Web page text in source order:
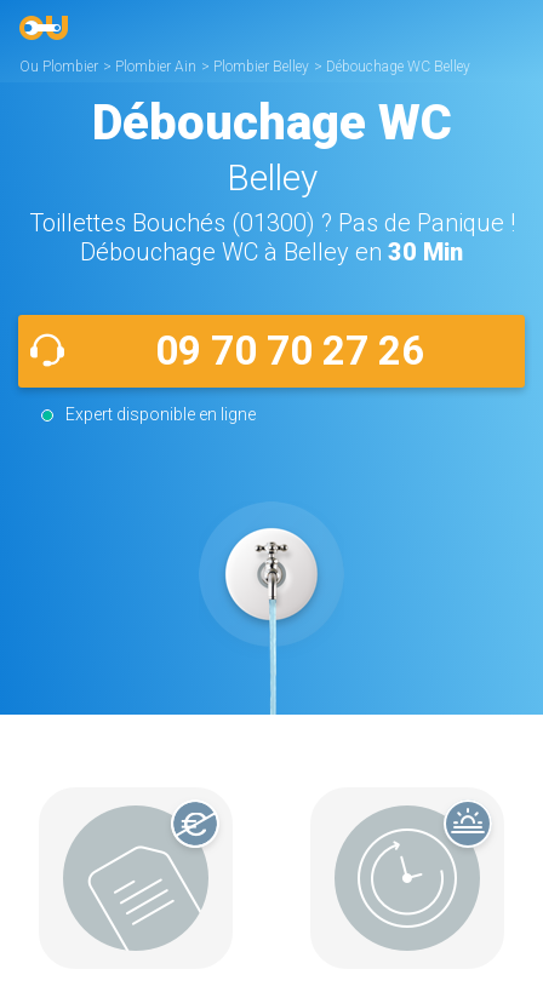
Ou Plombier > Plombier Ain > Plombier Belley > Débouchage WC Belley
Débouchage WC
Belley
Toillettes Bouchés (01300) ? Pas de Panique !
Débouchage WC à Belley en 30 Min
09 70 70 27 26
Expert disponible en ligne